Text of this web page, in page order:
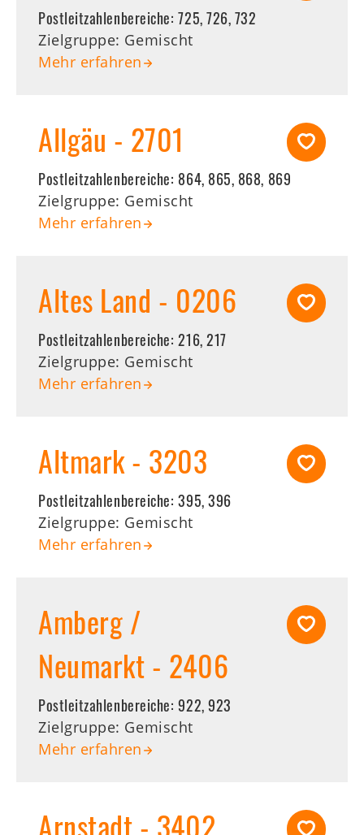
Postleitzahlenbereiche: 725, 726, 732
Zielgruppe: Gemischt
Mehr erfahren
Allgäu - 2701
Postleitzahlenbereiche: 864, 865, 868, 869
Zielgruppe: Gemischt
Mehr erfahren
Altes Land - 0206
Postleitzahlenbereiche: 216, 217
Zielgruppe: Gemischt
Mehr erfahren
Altmark - 3203
Postleitzahlenbereiche: 395, 396
Zielgruppe: Gemischt
Mehr erfahren
Amberg /
Neumarkt - 2406
Postleitzahlenbereiche: 922, 923
Zielgruppe: Gemischt
Mehr erfahren
Arnstadt - 3402